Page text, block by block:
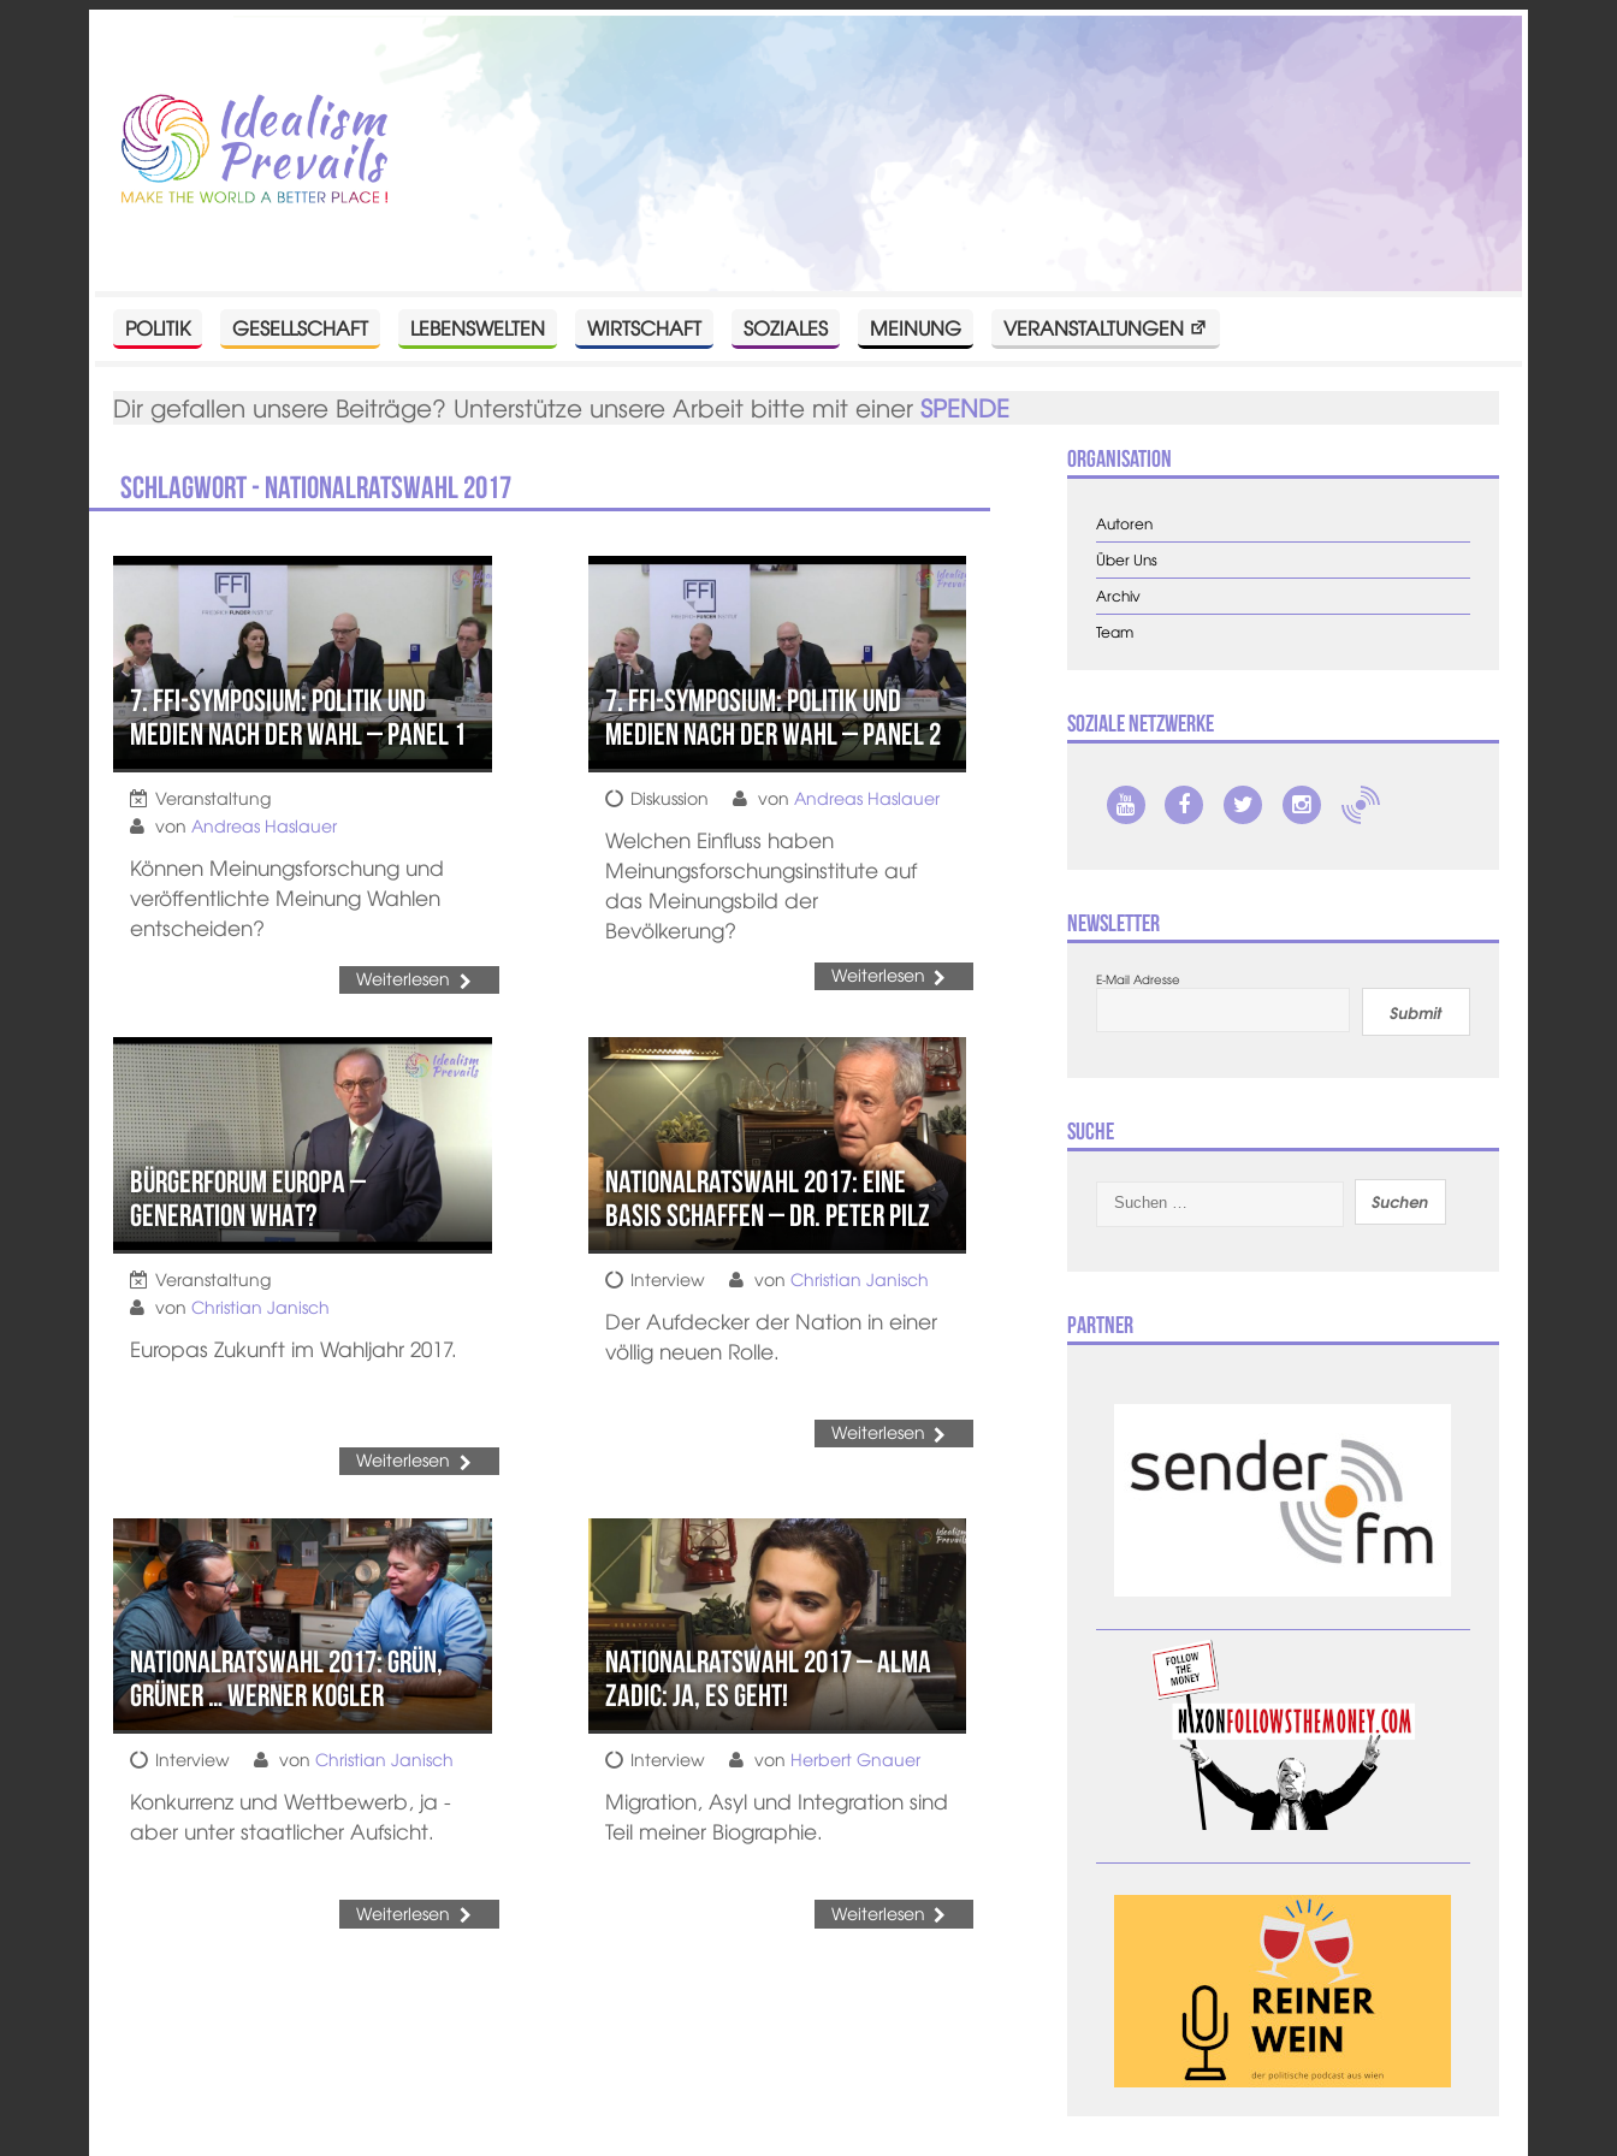
POLITIK GESELLSCHAFT LEBENSWELTEN WIRTSCHAFT SOZIALES MEINUNG VERANSTALTUNGEN
Dir gefallen unsere Beiträge? Unterstütze unsere Arbeit bitte mit einerSPENDE
Schlagwort - Nationalratswahl 2017
7. FFI-Symposium: Politik und
Medien nach der Wahl – Panel 1
Veranstaltung
vonAndreas Haslauer
Können Meinungsforschung und
veröffentlichte Meinung Wahlen
entscheiden?
Weiterlesen
7. FFI-Symposium: Politik und
Medien nach der Wahl – Panel 2
Diskussion von Andreas Haslauer
Welchen Einfluss haben
Meinungsforschungsinstitute auf
das Meinungsbild der
Bevölkerung?
Weiterlesen
Bürgerforum Europa –
Generation WHAT?
Veranstaltung
vonChristian Janisch
Europas Zukunft im Wahljahr 2017.
Weiterlesen
Nationalratswahl 2017: Eine
Basis schaffen – Dr. Peter Pilz
Interview von Christian Janisch
Der Aufdecker der Nation in einer
völlig neuen Rolle.
Weiterlesen
Nationalratswahl 2017: Grün,
grüner … Werner Kogler
Interview vonChristian Janisch
Konkurrenz und Wettbewerb, ja -
aber unter staatlicher Aufsicht.
Weiterlesen
Nationalratswahl 2017 – Alma
Zadic: Ja, es geht!
Interview von Herbert Gnauer
Migration, Asyl und Integration sind
Teil meiner Biographie.
Weiterlesen
Organisation
Autoren
Über Uns
Archiv
Team
Soziale Netzwerke
Newsletter
E-Mail Adresse
Submit
Suche
nach:
Partner